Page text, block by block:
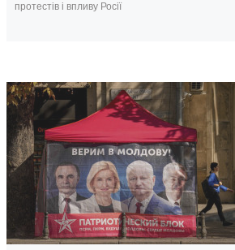
протестів і впливу Росії
30 вересня 2025